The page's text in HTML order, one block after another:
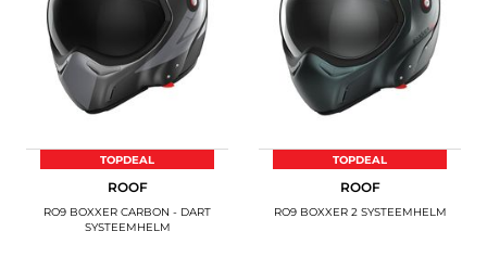
TOPDEAL
ROOF
RO9 BOXXER CARBON - DART
SYSTEEMHELM
TOPDEAL
ROOF
RO9 BOXXER 2 SYSTEEMHELM